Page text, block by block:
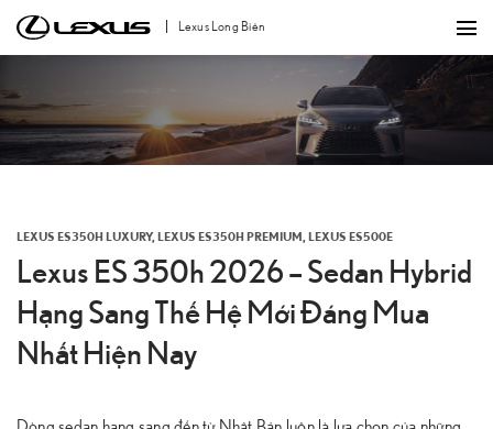
qua
dung
Lexus Long Biên
LEXUS ES350H LUXURY, LEXUS ES350H PREMIUM LEXUS ES500E
Lexus ES 350h 2026 – Sedan Hybrid
Hạng Sang Thế Hệ Mới Đáng Mua
Nhất Hiện Nay